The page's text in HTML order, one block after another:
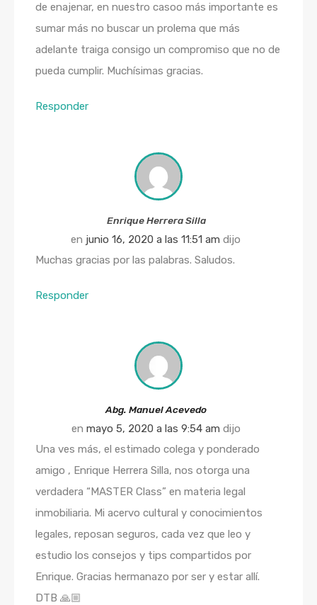
de enajenar, en nuestro casoo más importante es
sumar más no buscar un prolema que más
adelante traiga consigo un compromiso que no de
pueda cumplir. Muchísimas gracias.
Responder
Enrique Herrera Silla
en junio 16, 2020 a las 11:51 am dijo
Muchas gracias por las palabras. Saludos.
Responder
Abg. Manuel Acevedo
en mayo 5, 2020 a las 9:54 am dijo
Una ves más, el estimado colega y ponderado
amigo , Enrique Herrera Silla, nos otorga una
verdadera “MASTER Class” en materia legal
inmobiliaria. Mi acervo cultural y conocimientos
legales, reposan seguros, cada vez que leo y
estudio los consejos y tips compartidos por
Enrique. Gracias hermanazo por ser y estar allí.
DTB 🙏🏼